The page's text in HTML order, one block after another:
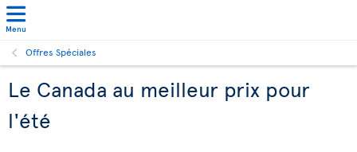
Menu
Offres Spéciales
Le Canada au meilleur prix pour
l'été